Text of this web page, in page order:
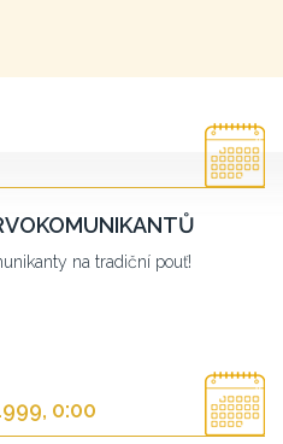
na tradiční pouť!
0:00